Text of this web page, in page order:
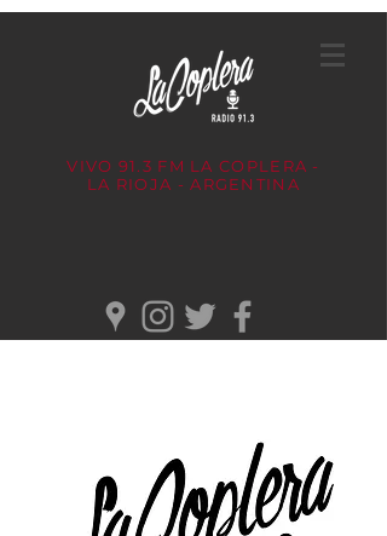
VIVO 91.3 FM LA COPLERA -
LA RIOJA - ARGENTINA